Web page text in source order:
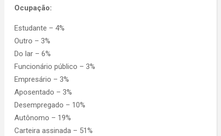
Ocupação:
Estudante – 4%
Outro – 3%
Do lar – 6%
Funcionário público – 3%
Empresário – 3%
Aposentado – 3%
Desempregado – 10%
Autônomo – 19%
Carteira assinada – 51%